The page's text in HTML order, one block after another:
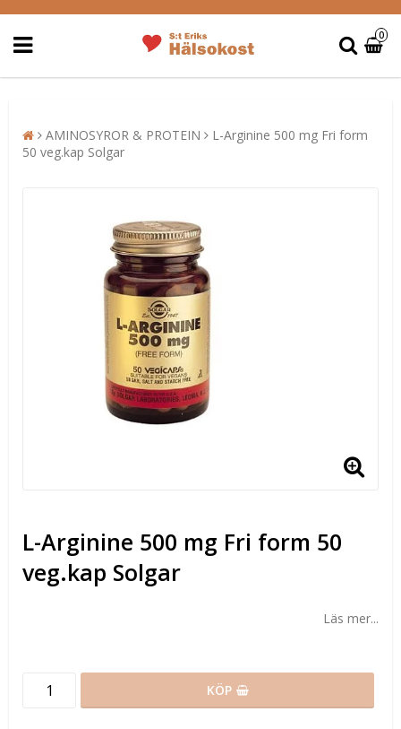
0
AMINOSYROR & PROTEIN
L-Arginine 500 mg Fri form
50 veg.kap Solgar
L-Arginine 500 mg Fri form 50
veg.kap Solgar
Läs mer...
KÖP